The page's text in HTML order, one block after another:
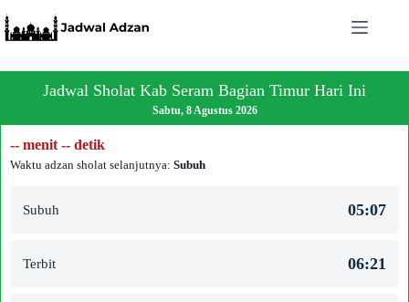
to
content
Jadwal Sholat Kab Seram Bagian Timur Hari Ini
Sabtu, 8 Agustus 2026
-- menit -- detik
Waktu adzan sholat selanjutnya: Subuh
Subuh 05:07
Terbit 06:21